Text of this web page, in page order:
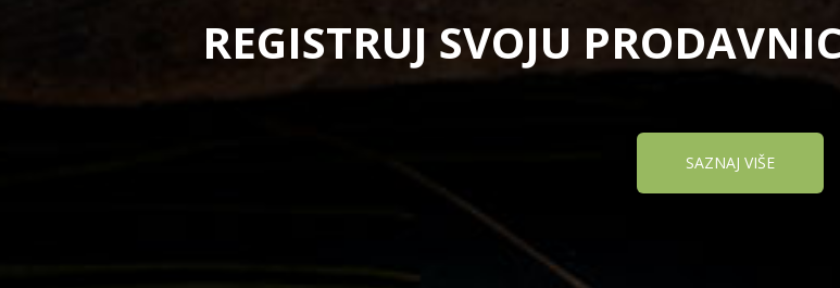
REGISTRUJ SVOJU
SAZNAJ VIŠE